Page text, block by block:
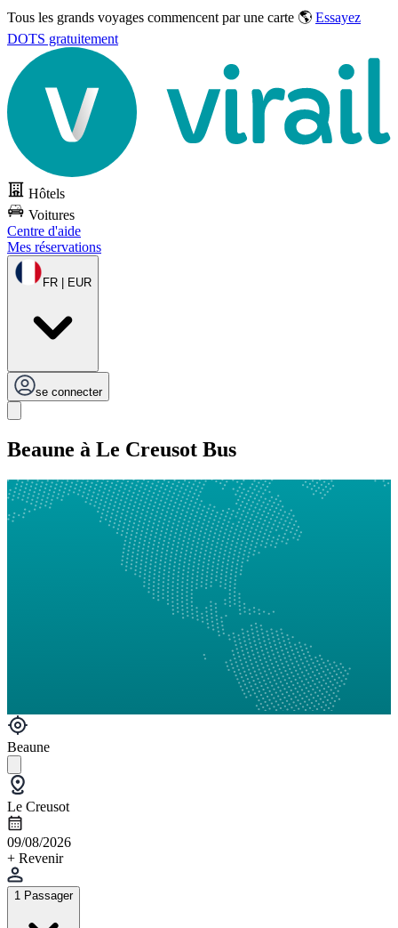
Tous les grands voyages commencent par une carte 🌎 Essayez
DOTS gratuitement
Hôtels
Voitures
Centre d'aide
Mes réservations
FR | EUR
se connecter
Beaune à Le Creusot Bus
Beaune
Le Creusot
09/08/2026
+ Revenir
1 Passager